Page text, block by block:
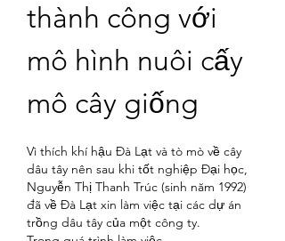
thành công với
mô hình nuôi cấy
mô cây giống
Vì thích khí hậu Đà Lạt và tò mò về cây
dâu tây nên sau khi tốt nghiệp Đại học,
Nguyễn Thị Thanh Trúc (sinh năm 1992)
đã về Đà Lạt xin làm việc tại các dự án
trồng dâu tây của một công ty.